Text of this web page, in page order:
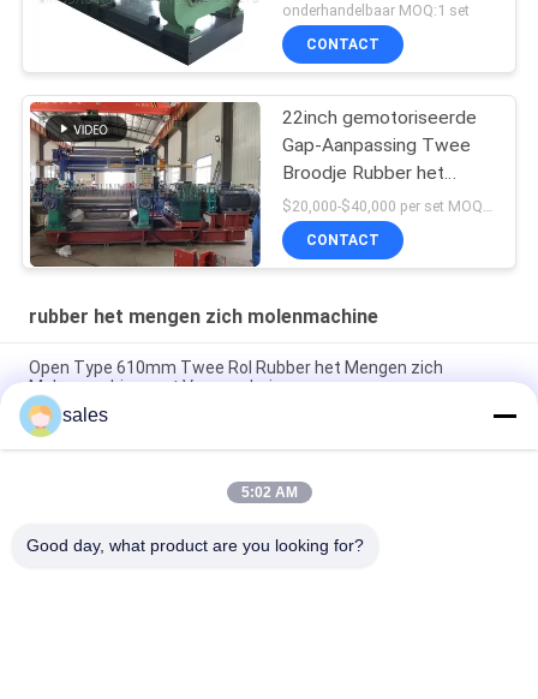
onderhandelbaar MOQ:1 set
CONTACT
22inch gemotoriseerde
Gap-Aanpassing Twee
Broodje Rubber het
Mengen zich
Molenmachine met
Voorraadmixer
CONTACT
rubber het mengen zich molenmachine
Open Type 610mm Twee Rol Rubber het Mengen zich
Molenmachine met Voorraadmixer
Rubbersamenstelling het Mengen zich Molenmachine xk-450
Diameter 48 van de 18 duimrol“ Lengte
16 de Samenstelling van de Duim Open Molen Rubber het
sales
5:02 AM
Good day, what product are you looking for?